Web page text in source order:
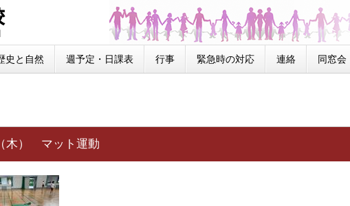
史と自然 週予定・日課表 行事 緊急時の対応 連絡 同窓会
木） マット運動